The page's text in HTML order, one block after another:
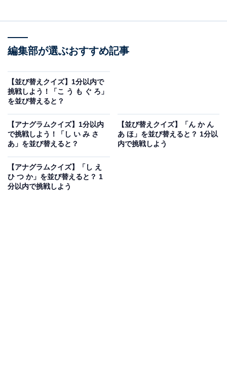
ヒント：最後の文字は「う」
あわせて読みたい
【並び替えクイズ】1分以内で挑戦しよう！
あわせて読みたい
で挑戦しよう
編集部が選ぶおすすめ記事
【並び替えクイズ】1分以内で
挑戦しよう！「こ う も ぐ ろ」
を並び替えると？
【アナグラムクイズ】1分以内
で挑戦しよう！「し い み さ
あ」を並び替えると？
【並び替えクイズ】「ん か ん
あ ほ」を並び替えると？ 1分以
内で挑戦しよう
【アナグラムクイズ】「し え
ひ つ か」を並び替えると？ 1
分以内で挑戦しよう